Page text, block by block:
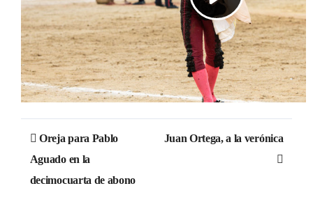
Navegación
de
entradas
Oreja para Pablo
Aguado en la
decimocuarta de abono
Juan Ortega, a la verónica